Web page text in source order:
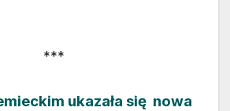
***
ukazała się nowa